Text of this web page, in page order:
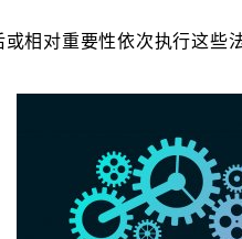
相对重要性依次执行这些